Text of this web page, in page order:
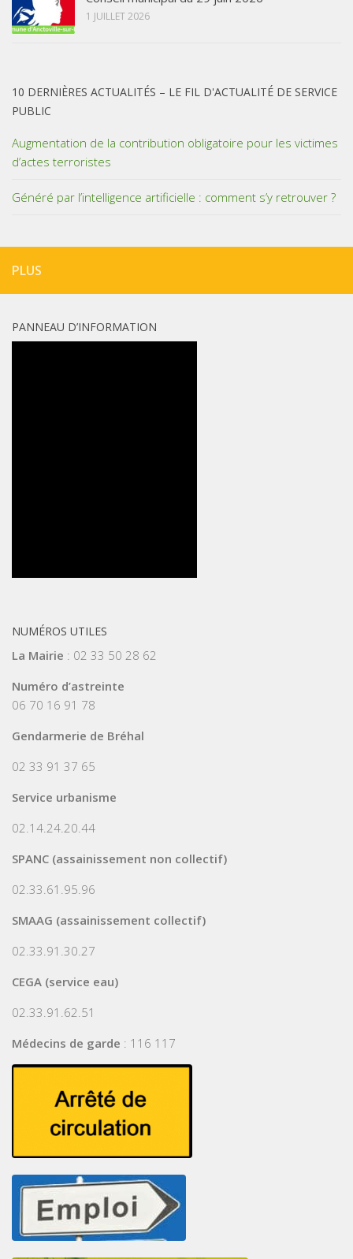
1 JUILLET 2026
10 DERNIÈRES ACTUALITÉS – LE FIL D'ACTUALITÉ DE SERVICE
PUBLIC
Augmentation de la contribution obligatoire pour les victimes
d’actes terroristes
Généré par l’intelligence artificielle : comment s’y retrouver ?
PLUS
PANNEAU D’INFORMATION
NUMÉROS UTILES
La Mairie : 02 33 50 28 62
Numéro d’astreinte
06 70 16 91 78
Gendarmerie de Bréhal
02 33 91 37 65
Service urbanisme
02.14.24.20.44
SPANC (assainissement non collectif)
02.33.61.95.96
SMAAG (assainissement collectif)
02.33.91.30.27
CEGA (service eau)
02.33.91.62.51
Médecins de garde : 116 117